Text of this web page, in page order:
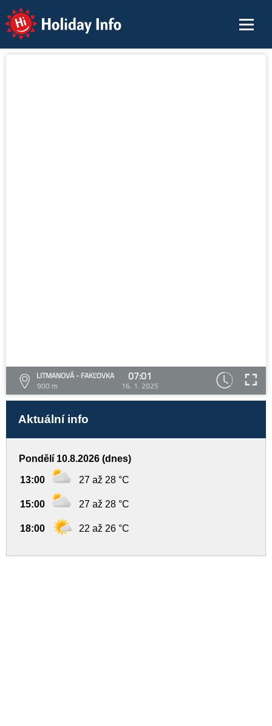
Holiday Info
LITMANOVÁ - FAKĽOVKA
900 m
07:01
16. 1. 2025
Aktuální info
Pondělí 10.8.2026 (dnes)
13:00 27 až 28 °C
15:00 27 až 28 °C
18:00 22 až 26 °C